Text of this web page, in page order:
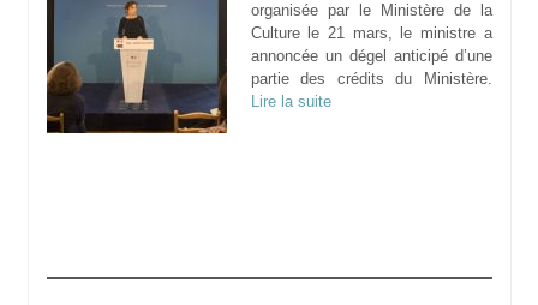
organisée par le Ministère de la
Culture le 21 mars, le ministre a
annoncée un dégel anticipé d’une
partie des crédits du Ministère.
Lire la suite